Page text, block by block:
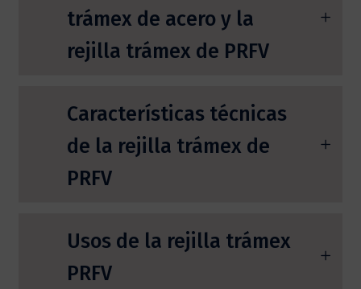
trámex de acero y la
rejilla trámex de PRFV
Características técnicas
de la rejilla trámex de
PRFV
Usos de la rejilla trámex
PRFV